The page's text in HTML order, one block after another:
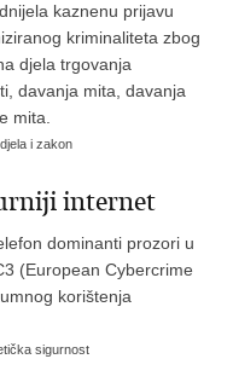
kaznenu prijavu
kriminaliteta zbog
djela trgovanja
davanja mita, davanja
mita.
i zakon
internet
dominanti prozori u
(European Cybercrime
korištenja
sigurnost